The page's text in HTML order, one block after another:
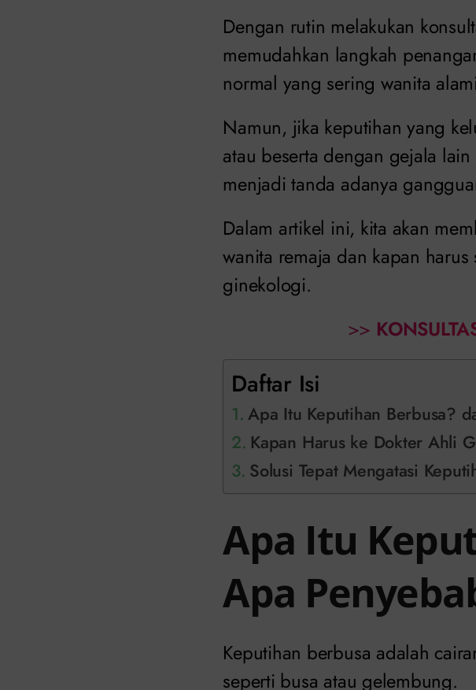
Dengan rutin melakukan
memudahkan langkah
normal yang sering wanita
Namun, jika keputihan yang
atau beserta dengan gejala
menjadi tanda adanya
Dalam artikel ini, kita akan
wanita remaja dan kapan
ginekologi.
>>
Daftar Isi
Apa Itu Keputihan Berbusa?
Kapan Harus ke Dokter Ahli
Solusi Tepat Mengatasi
Apa Itu
Apa
Keputihan berbusa adalah
seperti busa atau gelembung.